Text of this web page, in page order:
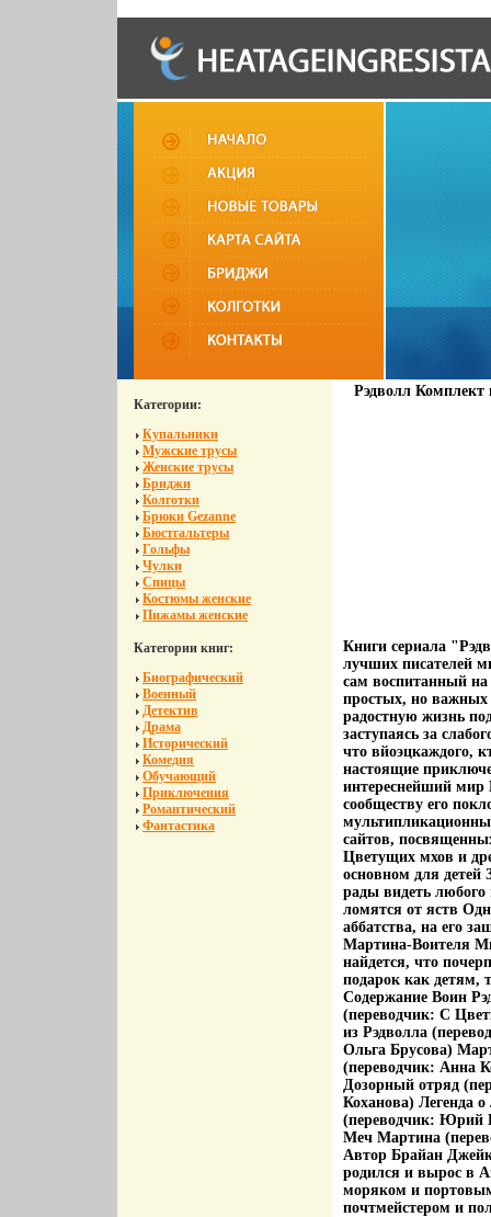
Категории:
Купальники
Мужские трусы
Женские трусы
Бриджи
Колготки
Брюки Gezanne
Бюстгальтеры
Гольфы
Чулки
Спицы
Костюмы женские
Пижамы женские
Категории книг:
Биографический
Военный
Детектив
Драма
Исторический
Комедия
Обучающий
Приключения
Романтический
Фантастика
Рэдволл Комплект
Книги сериала
лучших писателей
сам воспитанный
простых, но важных
радостную жизнь
заступаясь за
что вйоэцкаждого,
настоящие
интереснейший мир
сообществу его
сайтов,
Цветущих мхов и
основном для детей
рады видеть любого
ломятся от яств
аббатства, на его
Мартина-Воителя
найдется, что
подарок как детям,
Содержание Воин
(переводчик: С
из Рэдволла
Ольга Брусова)
(переводчик: Анна
Дозорный отряд
Коханова) Легенда
(переводчик: Юрий
Меч Мартина
Автор Брайан
родился и вырос в
моряком и
почтмейстером и